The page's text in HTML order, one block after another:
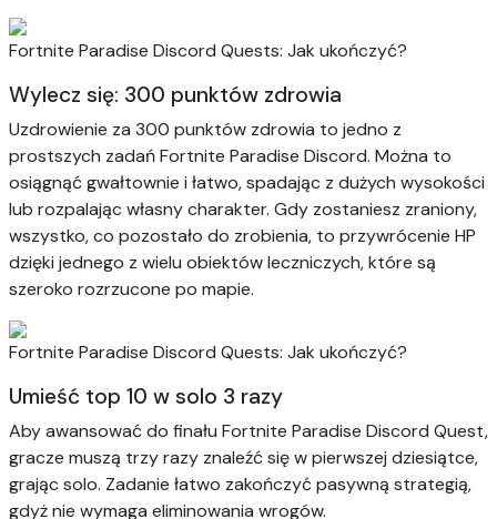
Fortnite Paradise Discord Quests: Jak ukończyć?
Wylecz się: 300 punktów zdrowia
Uzdrowienie za 300 punktów zdrowia to jedno z
prostszych zadań Fortnite Paradise Discord. Można to
osiągnąć gwałtownie i łatwo, spadając z dużych wysokości
lub rozpalając własny charakter. Gdy zostaniesz zraniony,
wszystko, co pozostało do zrobienia, to przywrócenie HP
dzięki jednego z wielu obiektów leczniczych, które są
szeroko rozrzucone po mapie.
Fortnite Paradise Discord Quests: Jak ukończyć?
Umieść top 10 w solo 3 razy
Aby awansować do finału Fortnite Paradise Discord Quest,
gracze muszą trzy razy znaleźć się w pierwszej dziesiątce,
grając solo. Zadanie łatwo zakończyć pasywną strategią,
gdyż nie wymaga eliminowania wrogów.